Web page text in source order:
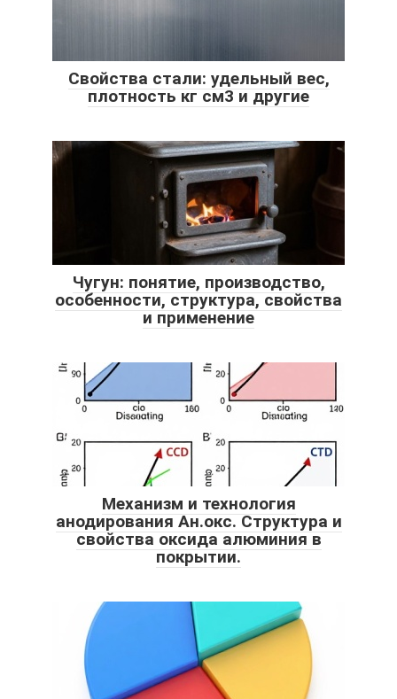
Свойства стали: удельный вес,
плотность кг см3 и другие
Чугун: понятие, производство,
особенности, структура, свойства
и применение
Механизм и технология
анодирования Ан.окс. Структура и
свойства оксида алюминия в
покрытии.